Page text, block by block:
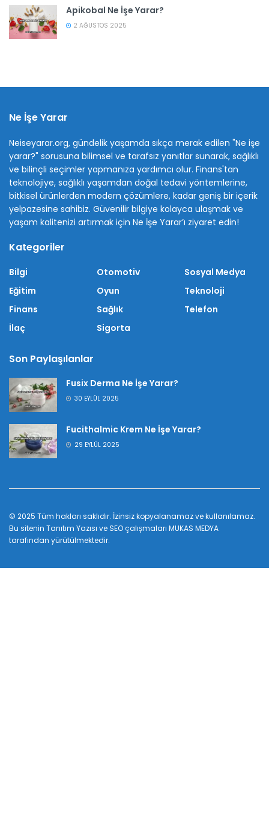
Apikobal Ne İşe Yarar?
2 AĞUSTOS 2025
Ne İşe Yarar
Neiseyarar.org, gündelik yaşamda sıkça merak edilen "Ne işe
yarar?" sorusuna bilimsel ve tarafsız yanıtlar sunarak, sağlıklı
ve bilinçli seçimler yapmanıza yardımcı olur. Finans'tan
teknolojiye, sağlıklı yaşamdan doğal tedavi yöntemlerine,
bitkisel ürünlerden modern çözümlere, kadar geniş bir içerik
yelpazesine sahibiz. Güvenilir bilgiye kolayca ulaşmak ve
yaşam kalitenizi artırmak için Ne İşe Yarar’ı ziyaret edin!
Kategoriler
Bilgi
Eğitim
Finans
İlaç
Otomotiv
Oyun
Sağlık
Sigorta
Sosyal Medya
Teknoloji
Telefon
Son Paylaşılanlar
Fusix Derma Ne İşe Yarar?
30 EYLÜL 2025
Fucithalmic Krem Ne İşe Yarar?
29 EYLÜL 2025
© 2025 Tüm hakları saklıdır. İzinsiz kopyalanamaz ve kullanılamaz.
Bu sitenin Tanıtım Yazısı ve SEO çalışmaları MUKAS MEDYA
tarafından yürütülmektedir.